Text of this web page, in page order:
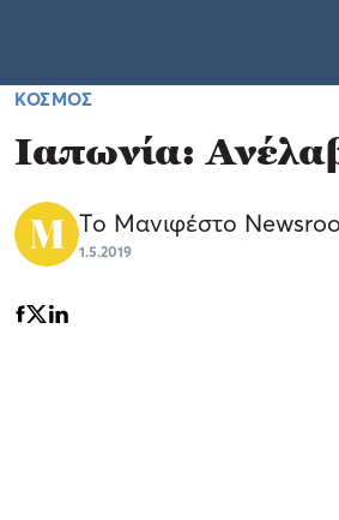
ΚΟΣΜΟΣ
Ιαπωνία:
Το Μανιφέστο
1.5.2019